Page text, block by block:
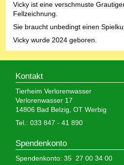
Vicky ist eine verschmuste
Fellzeichnung.
Sie braucht unbedingt einen
Vicky wurde 2024 geboren.
Kontakt
Tierheim Verlorenwasser
Verlorenwasser 17
14806 Bad Belzig, OT Werbig
Tel.: 033 847 - 41 890
Spendenkonto
Spendenkonto: 35 27 00 34 00